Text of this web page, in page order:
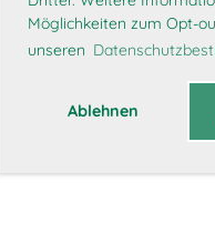
Möglichkeiten zum Opt-
unseren
Ablehnen